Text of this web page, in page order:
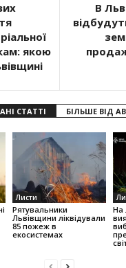
якою
В
СТАТТІ БІЛЬШЕ ВІД
Листи
Рятувальники
Львівщини ліквідували
85 пожеж в
екосистемах
На